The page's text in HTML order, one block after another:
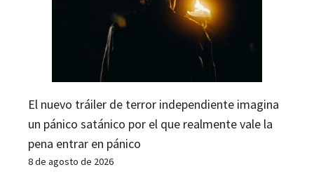
El nuevo tráiler de terror independiente imagina
un pánico satánico por el que realmente vale la
pena entrar en pánico
8 de agosto de 2026